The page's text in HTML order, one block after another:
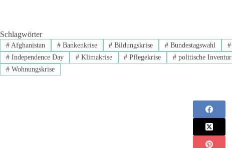
Schlagwörter
#Afghanistan #Bankenkrise # Bildungskrise # Bundestagswahl #
#Independence Day #Klimakrise # Pflegekrise # politische Inventur
#Wohnungskrise